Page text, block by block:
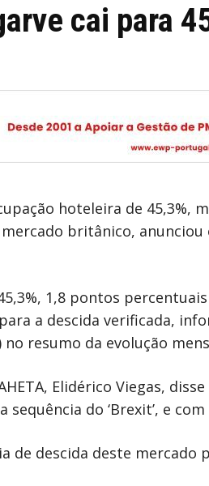
cai para
hoteleira de 45,3%,
britânico,
1,8 pontos
a descida verificada,
resumo da evolução
Elidérico Viegas,
do ‘Brexit’, e
de descida deste mercado